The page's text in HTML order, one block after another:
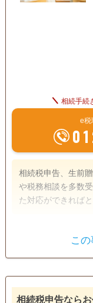
相続手続
e税
相続税申告、生前
や税務相談を多数
た対応ができれば
こ
相続税申告なら